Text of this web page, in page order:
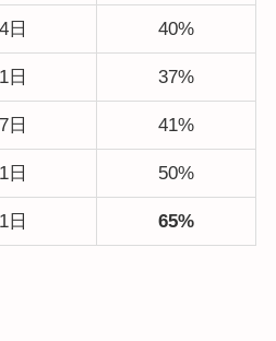
日 40%
日 37%
日 41%
日 50%
日 65%